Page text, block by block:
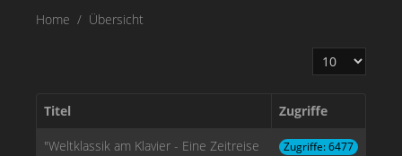
Home Übersicht
Anzeige #
Titel Zugriffe
"Weltklassik am Klavier - Eine Zeitreise
Zugriffe: 6477